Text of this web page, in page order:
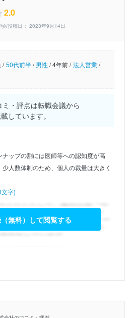
2.0
/投稿日： 2023年9月14日
/ 50代前半/男性/4年前 / 法人営業/
・評点は転職会議から
しています。
ップの割には医師等への認知度が高
人数体制のため、個人の裁量は大きく
字)
無料）して閲覧する